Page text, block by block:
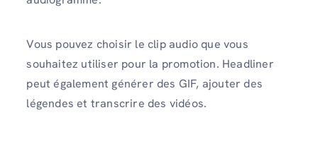
Vous pouvez choisir le clip audio que vous
souhaitez utiliser pour la promotion. Headliner
peut également générer des GIF, ajouter des
légendes et transcrire des vidéos.